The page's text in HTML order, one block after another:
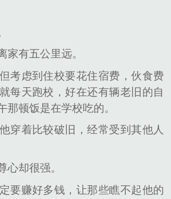
家有五公里远。
考虑到住校要花住宿费，伙食费
每天跑校，好在还有辆老旧的自
那顿饭是在学校吃的。
穿着比较破旧，经常受到其他人
心却很强。
要赚好多钱，让那些瞧不起他的